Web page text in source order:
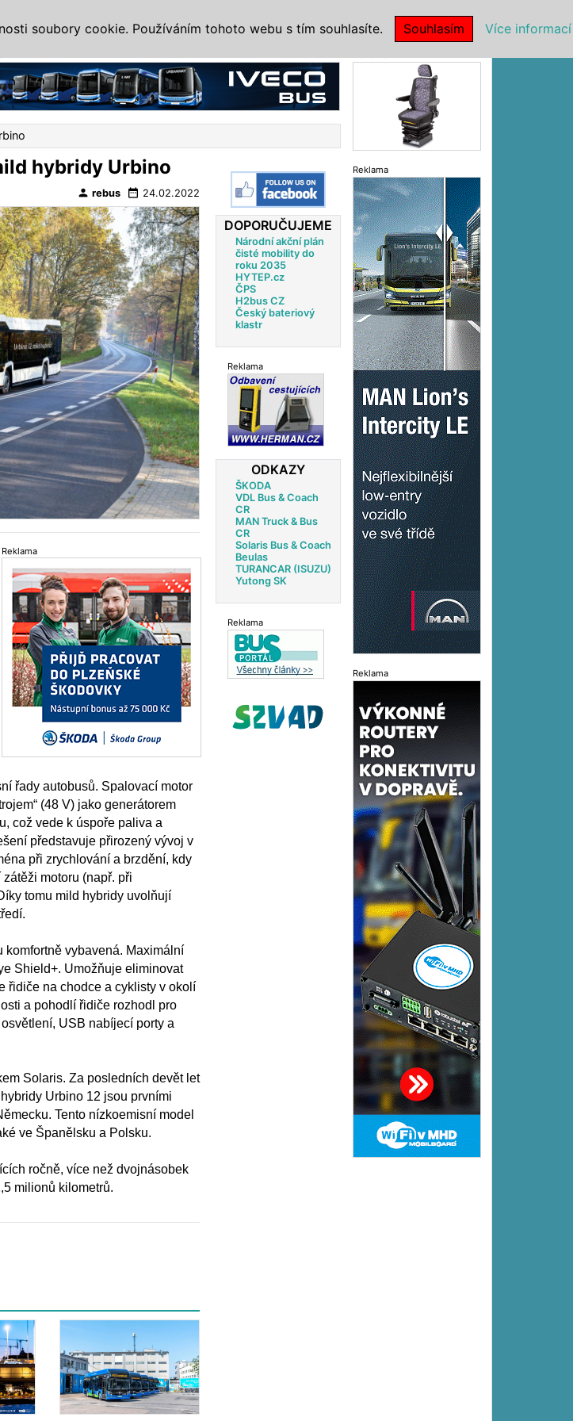
hybridy Urbino
person rebus date_range 24.02.2022
Reklama
řady autobusů. Spalovací motor
(48 V) jako generátorem
což vede k úspoře paliva a
představuje přirozený vývoj v
při zrychlování a brzdění, kdy
motoru (např. při
tomu mild hybridy uvolňují
vybavená. Maximální
Shield+. Umožňuje eliminovat
řidiče na chodce a cyklisty v okolí
a pohodlí řidiče rozhodl pro
USB nabíjecí porty a
Solaris. Za posledních devět let
Urbino 12 jsou prvními
Tento nízkoemisní model
ve Španělsku a Polsku.
ročně, více než dvojnásobek
milionů kilometrů.
DOPORUČUJEME
Národní akční plán
čisté mobility do
roku 2035
HYTEP.cz
ČPS
H2bus CZ
Český bateriový
klastr
Reklama
ODKAZY
ŠKODA
VDL Bus & Coach
CR
MAN Truck & Bus
CR
Solaris Bus & Coach
Beulas
TURANCAR (ISUZU)
Yutong SK
Reklama
Reklama
Reklama
soubory cookie. Používáním tohoto webu s tím souhlasíte. Souhlasím Více informací